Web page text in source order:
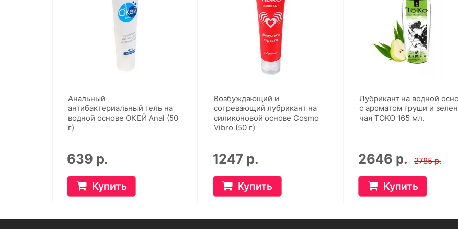
Анальный
антибактериальный гель на
водной основе ОКЕЙ Anal (50
г)
639 р.
Купить
Возбуждающий и
согревающий лубрикант на
силиконовой основе Cosmo
Vibro (50 г)
1247 р.
Купить
Лубрикант на водной
с ароматом груши и
чая TOKO 165 мл.
2646 р. 2785 р.
Купить